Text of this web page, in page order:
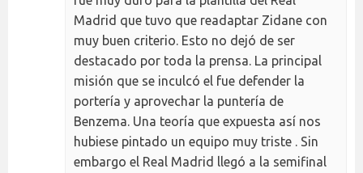
Madrid que tuvo que readaptar Zidane con
muy buen criterio. Esto no dejó de ser
destacado por toda la prensa. La principal
misión que se inculcó el fue defender la
portería y aprovechar la puntería de
Benzema. Una teoría que expuesta así nos
hubiese pintado un equipo muy triste . Sin
embargo el Real Madrid llegó a la semifinal